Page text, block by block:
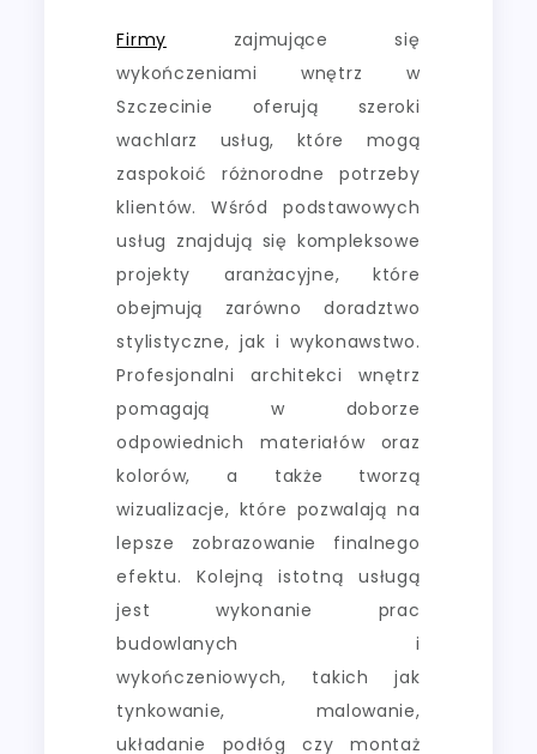
Firmy zajmujące się
wykończeniami wnętrz w
Szczecinie oferują szeroki
wachlarz usług, które mogą
zaspokoić różnorodne potrzeby
klientów. Wśród podstawowych
usług znajdują się kompleksowe
projekty aranżacyjne, które
obejmują zarówno doradztwo
stylistyczne, jak i wykonawstwo.
Profesjonalni architekci wnętrz
pomagają w doborze
odpowiednich materiałów oraz
kolorów, a także tworzą
wizualizacje, które pozwalają na
lepsze zobrazowanie finalnego
efektu. Kolejną istotną usługą
jest wykonanie prac
budowlanych i
wykończeniowych, takich jak
tynkowanie, malowanie,
układanie podłóg czy montaż